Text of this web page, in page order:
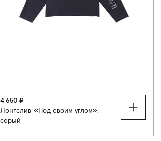
4 650 ₽
Лонгслив «Под своим углом»,
серый
S
M L XL XXL